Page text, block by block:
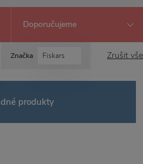
Značka Fiskars Zrušit vše
produkty